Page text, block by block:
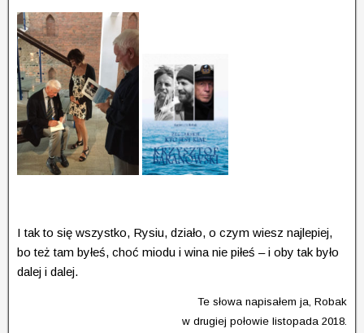
I tak to się wszystko, Rysiu, działo, o czym wiesz najlepiej,
bo też tam byłeś, choć miodu i wina nie piłeś – i oby tak było
dalej i dalej.
Te słowa napisałem ja, Robak
w drugiej połowie listopada 2018.